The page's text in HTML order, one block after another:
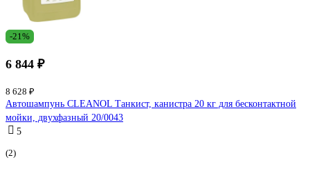
-21%
6 844 ₽
8 628 ₽
Автошампунь CLEANOL Танкист, канистра 20 кг для бесконтактной
мойки, двухфазный 20/0043
5
(2)